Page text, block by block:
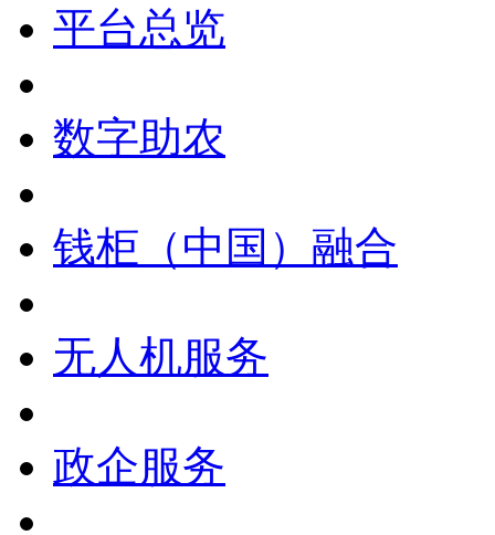
平台总览
数字助农
钱柜（中国）融合
无人机服务
政企服务